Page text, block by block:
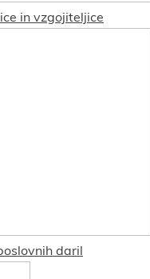
in vzgojiteljice
daril